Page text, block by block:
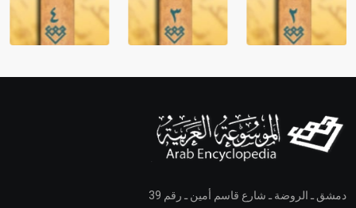
دمشق ـ الروضة ـ شارع قاسم أمين ـ رقم 39